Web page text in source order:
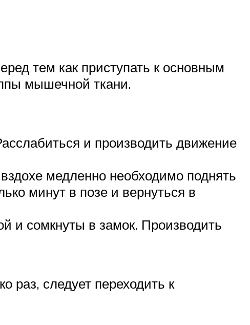
тем как приступать к основным
мышечной ткани.
и производить движение
медленно необходимо поднять
минут в позе и вернуться в
и сомкнуты в замок. Производить
раз, следует переходить к